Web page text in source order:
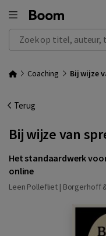
Zoek op titel, auteur,
Coaching Bij wijze
Terug
Bij wijze van
Het standaardwerk
online
Leen Pollefliet | Borgerhoff